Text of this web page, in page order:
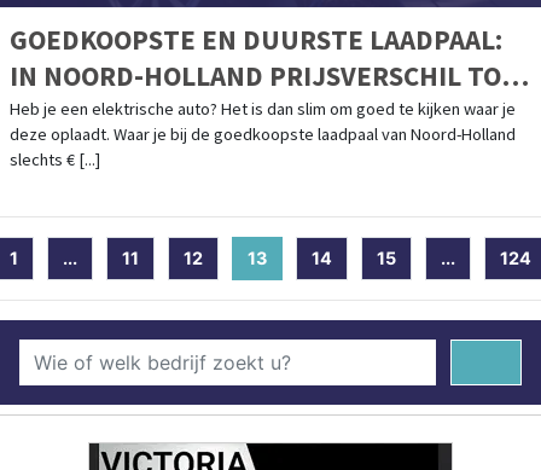
GOEDKOOPSTE EN DUURSTE LAADPAAL:
IN NOORD-HOLLAND PRIJSVERSCHIL TOT
RUIM € 80 VOOR EEN VOLLE BATTERIJ
Heb je een elektrische auto? Het is dan slim om goed te kijken waar je
deze oplaadt. Waar je bij de goedkoopste laadpaal van Noord-Holland
slechts € [...]
1 ... 11 12 13 (current)
14 15 ... 124